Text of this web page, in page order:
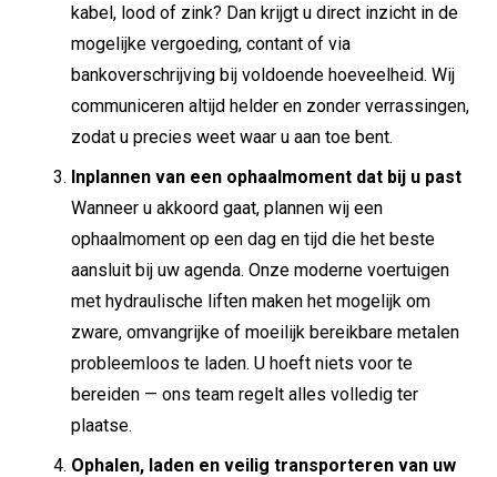
kabel, lood of zink? Dan krijgt u direct inzicht in de
mogelijke vergoeding, contant of via
bankoverschrijving bij voldoende hoeveelheid. Wij
communiceren altijd helder en zonder verrassingen,
zodat u precies weet waar u aan toe bent.
Inplannen van een ophaalmoment dat bij u past
Wanneer u akkoord gaat, plannen wij een
ophaalmoment op een dag en tijd die het beste
aansluit bij uw agenda. Onze moderne voertuigen
met hydraulische liften maken het mogelijk om
zware, omvangrijke of moeilijk bereikbare metalen
probleemloos te laden. U hoeft niets voor te
bereiden — ons team regelt alles volledig ter
plaatse.
Ophalen, laden en veilig transporteren van uw